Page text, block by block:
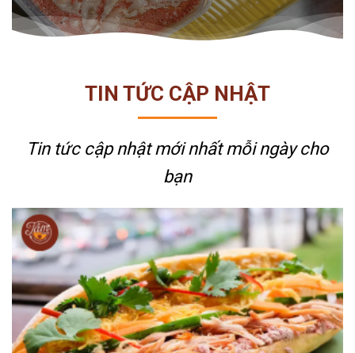
TIN TỨC CẬP NHẬT
Tin tức cập nhật mới nhấtmỗi ngày cho
bạn